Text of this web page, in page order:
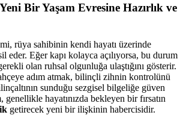
Bir Yaşam Evresine Hazırlık ve
rüya sahibinin kendi hayatı üzerinde
eder. Eğer kapı kolayca açılıyorsa, bu durum
olan ruhsal olgunluğa ulaştığını gösterir.
adım atmak, bilinçli zihnin kontrolünü
sunduğu sezgisel bilgeliğe güven
hayatınızda bekleyen bir fırsatın
getirecek yeni bir ilişkinin habercisidir.